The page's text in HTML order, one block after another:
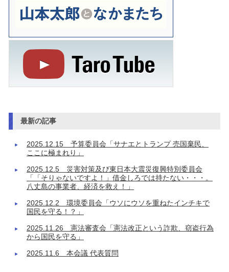
最新の記事
2025.12.15 予算委員会「サナエとトランプ 売国棄民、
ここに極まれり」
2025.12.5 災害対策及び東日本大震災復興特別委員会
「「そりゃないですよ！」借金しろでは持たない・・・。
八丈島の事業者、経済を救え！」
2025.12.2 環境委員会「ウソにウソを重ねたインチキで
国民を守る！？」
2025.11.26 憲法審査会「憲法改正という詐欺、窃盗行為
から国民を守る」
2025.11.6 本会議 代表質問